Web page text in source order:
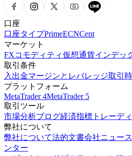
口座
口座タイプPrimeECNCent
マーケット
FXコモディティ仮想通貨インデッ
取引条件
入出金マージンとレバレッジ取引
プラットフォーム
MetaTrader 4MetaTrader 5
取引ツール
市場分析ブログ経済指標 トレーデ
弊社について
弊社について法的文書会社ニュース
ンター